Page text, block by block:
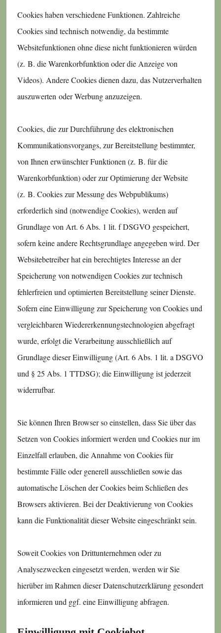
Cookies haben verschiedene Funktionen. Zahlreiche
Cookies sind technisch notwendig, da bestimmte
Websitefunktionen ohne diese nicht funktionieren würden
(z. B. die Warenkorbfunktion oder die Anzeige von
Videos). Andere Cookies dienen dazu, das Nutzerverhalten
auszuwerten oder Werbung anzuzeigen.
Cookies, die zur Durchführung des elektronischen
Kommunikationsvorgangs, zur Bereitstellung bestimmter,
von Ihnen erwünschter Funktionen (z. B. für die
Warenkorbfunktion) oder zur Optimierung der Website
(z. B. Cookies zur Messung des Webpublikums)
erforderlich sind (notwendige Cookies), werden auf
Grundlage von Art. 6 Abs. 1 lit. f DSGVO gespeichert,
sofern keine andere Rechtsgrundlage angegeben wird. Der
Websitebetreiber hat ein berechtigtes Interesse an der
Speicherung von notwendigen Cookies zur technisch
fehlerfreien und optimierten Bereitstellung seiner Dienste.
Sofern eine Einwilligung zur Speicherung von Cookies und
vergleichbaren Wiedererkennungstechnologien abgefragt
wurde, erfolgt die Verarbeitung ausschließlich auf
Grundlage dieser Einwilligung (Art. 6 Abs. 1 lit. a DSGVO
und § 25 Abs. 1 TTDSG); die Einwilligung ist jederzeit
widerrufbar.
Sie können Ihren Browser so einstellen, dass Sie über das
Setzen von Cookies informiert werden und Cookies nur im
Einzelfall erlauben, die Annahme von Cookies für
bestimmte Fälle oder generell ausschließen sowie das
automatische Löschen der Cookies beim Schließen des
Browsers aktivieren. Bei der Deaktivierung von Cookies
kann die Funktionalität dieser Website eingeschränkt sein.
Soweit Cookies von Drittunternehmen oder zu
Analysezwecken eingesetzt werden, werden wir Sie
hierüber im Rahmen dieser Datenschutzerklärung gesondert
informieren und ggf. eine Einwilligung abfragen.